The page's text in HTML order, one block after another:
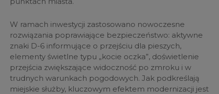
W ramach inwestycji zastosowano nowoczesne
rozwiązania poprawiające bezpieczeństwo: aktywne
znaki D-6 informujące o przejściu dla pieszych,
elementy świetlne typu „kocie oczka”, doświetlenie
przejścia zwiększające widoczność po zmroku i w
trudnych warunkach pogodowych. Jak podkreślają
miejskie służby, kluczowym efektem modernizacji jest